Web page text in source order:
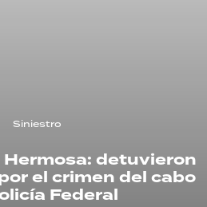
Siniestro
Hermosa: detuvieron
el crimen del cabo
Federal